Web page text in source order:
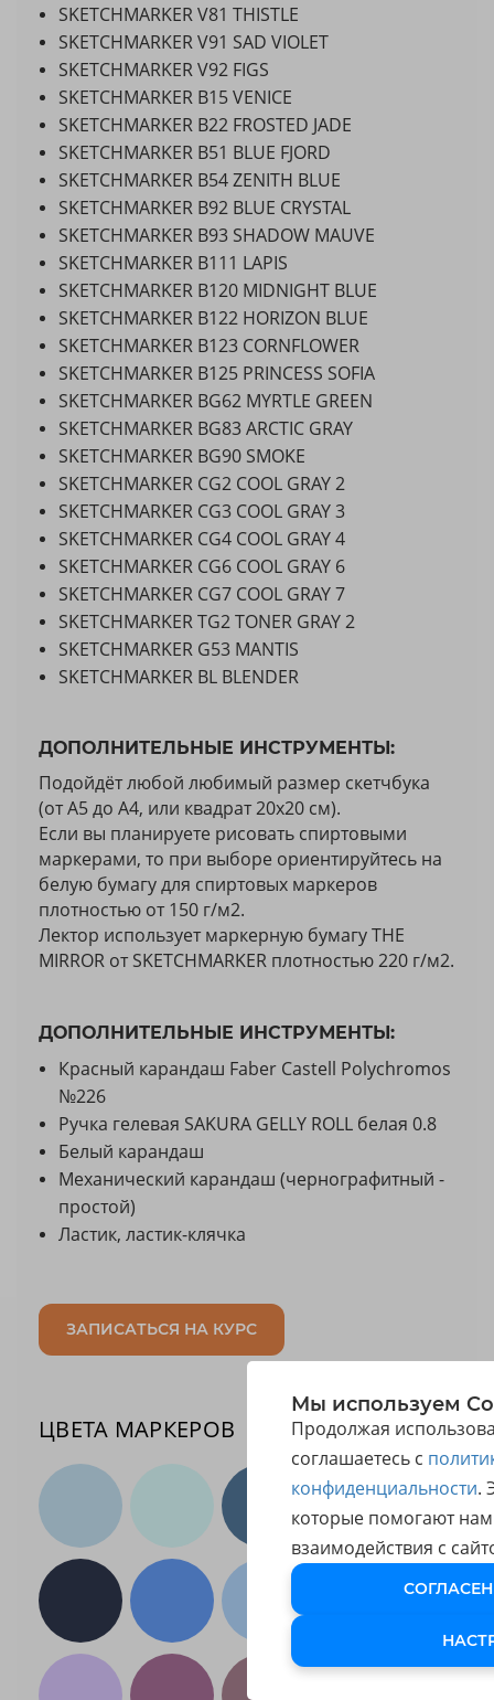
SKETCHMARKER V81 THISTLE
SKETCHMARKER V91 SAD VIOLET
SKETCHMARKER V92 FIGS
SKETCHMARKER B15 VENICE
SKETCHMARKER B22 FROSTED JADE
SKETCHMARKER B51 BLUE FJORD
SKETCHMARKER B54 ZENITH BLUE
SKETCHMARKER B92 BLUE CRYSTAL
SKETCHMARKER B93 SHADOW MAUVE
SKETCHMARKER B111 LAPIS
SKETCHMARKER B120 MIDNIGHT BLUE
SKETCHMARKER B122 HORIZON BLUE
SKETCHMARKER B123 CORNFLOWER
SKETCHMARKER B125 PRINCESS SOFIA
SKETCHMARKER BG62 MYRTLE GREEN
SKETCHMARKER BG83 ARCTIC GRAY
SKETCHMARKER BG90 SMOKE
SKETCHMARKER CG2 COOL GRAY 2
SKETCHMARKER CG3 COOL GRAY 3
SKETCHMARKER CG4 COOL GRAY 4
SKETCHMARKER CG6 COOL GRAY 6
SKETCHMARKER CG7 COOL GRAY 7
SKETCHMARKER TG2 TONER GRAY 2
SKETCHMARKER G53 MANTIS
SKETCHMARKER BL BLENDER
ДОПОЛНИТЕЛЬНЫЕ ИНСТРУМЕНТЫ:
Подойдёт любой любимый размер скетчбука
(от А5 до А4, или квадрат 20х20 см).
Если вы планируете рисовать спиртовыми
маркерами, то при выборе ориентируйтесь на
белую бумагу для спиртовых маркеров
плотностью от 150 г/м2.
Лектор использует маркерную бумагу THE
MIRROR от SKETCHMARKER плотностью 220 г/м2.
ДОПОЛНИТЕЛЬНЫЕ ИНСТРУМЕНТЫ:
Красный карандаш Faber Castell Polychromos
№226
Ручка гелевая SAKURA GELLY ROLL белая 0.8
Белый карандаш
Механический карандаш (чернографитный -
простой)
Ластик, ластик-клячка
ЗАПИСАТЬСЯ НА КУРС
ЦВЕТА МАРКЕРОВ
Мы используем
Продолжая
соглашаетесь с
конфиденциальности.
которые помогают
взаимодействия с